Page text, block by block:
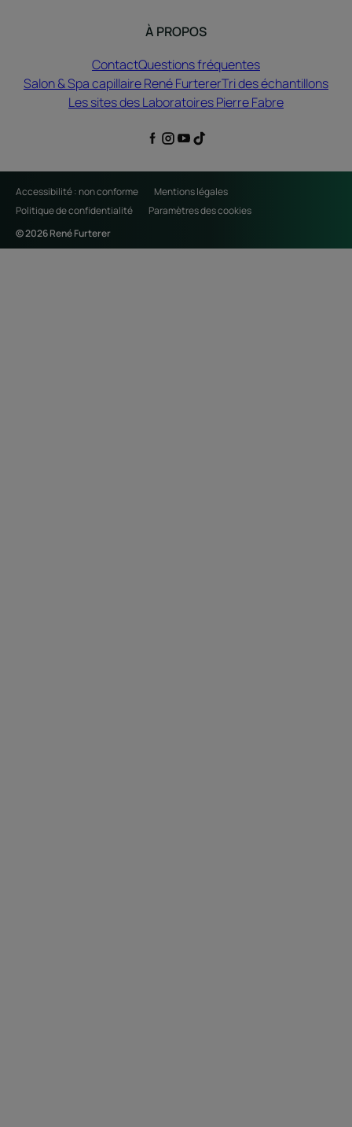
À PROPOS
ContactQuestions fréquentes
Salon & Spa capillaire René FurtererTri des échantillons
Les sites des Laboratoires Pierre Fabre
Accessibilité : non conforme
Mentions légales
Politique de confidentialité
Paramètres des cookies
© 2026 René Furterer